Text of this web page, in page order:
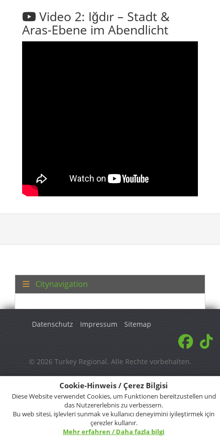
Cookie-Hinweis / Çerez Bilgisi
Diese Website verwendet Cookies, um Funktionen bereitzustellen und
das Nutzererlebnis zu verbessern.
Bu web sitesi, işlevleri sunmak ve kullanıcı deneyimini iyileştirmek için
çerezler kullanır.
Mehr erfahren / Daha fazla bilgi
Video 2: Iğdır – Stadt &
Aras-Ebene im Abendlicht
Citynavigation
Datenschutz Impressum Sitemap
© 2026 Turkey Regional. Alle Rechte vorbehalten.